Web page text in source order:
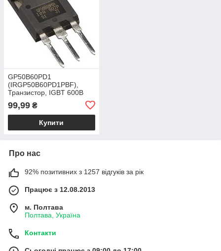
GP50B60PD1
(IRGP50B60PD1PBF),
Транзистор, IGBT 600В
99,99 ₴
Купити
Про нас
92% позитивних з 1257 відгуків за рік
Працює з 12.08.2013
м. Полтава
Полтава, Україна
Контакти